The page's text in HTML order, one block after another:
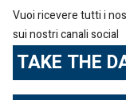
Vuoi ricevere tutti i
sui nostri canali social
TAKE THE